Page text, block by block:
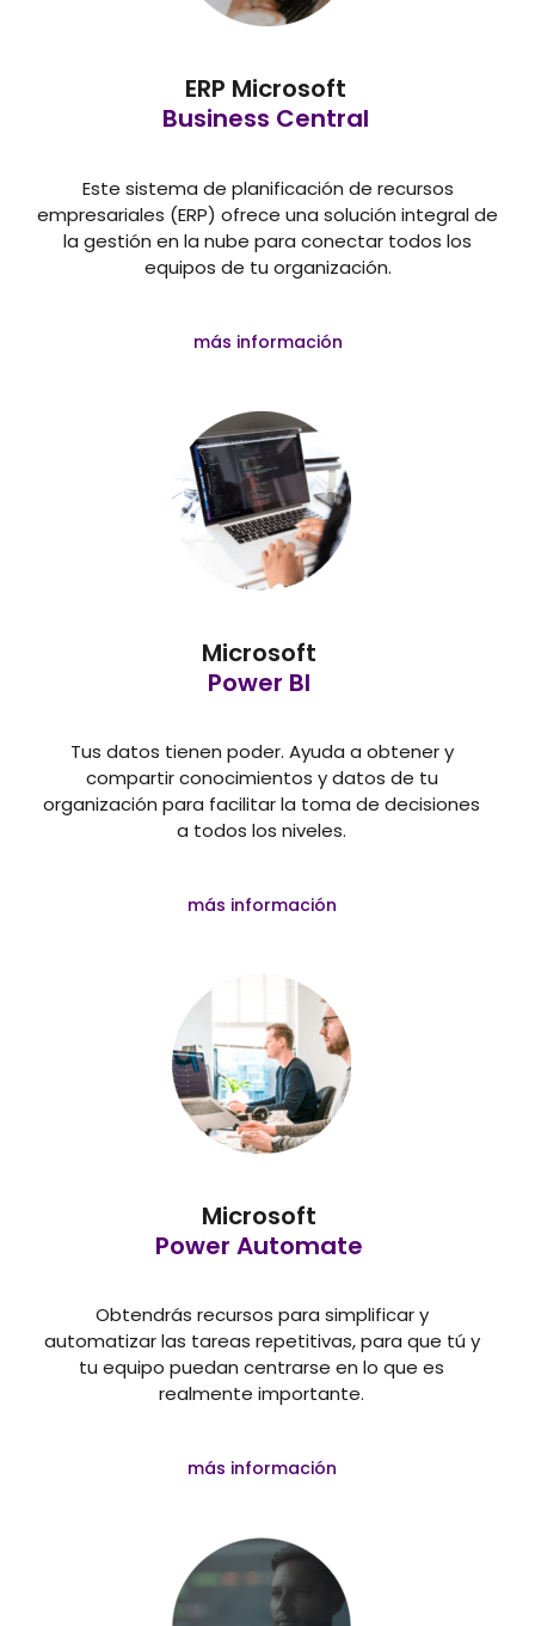
ERP Microsoft
Business Central
Este sistema de planificación de recursos
empresariales (ERP) ofrece una solución integral de
la gestión en la nube para conectar todos los
equipos de tu organización.
más información
Microsoft
Power BI
Tus datos tienen poder. Ayuda a obtener y
compartir conocimientos y datos de tu
organización para facilitar la toma de decisiones
a todos los niveles.
más información
Microsoft
Power Automate
Obtendrás recursos para simplificar y
automatizar las tareas repetitivas, para que tú y
tu equipo puedan centrarse en lo que es
realmente importante.
más información